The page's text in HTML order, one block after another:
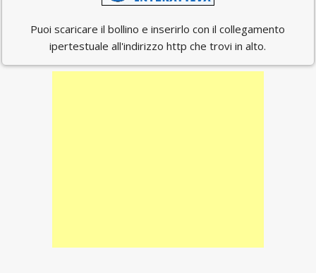
Puoi scaricare il bollino e inserirlo con il collegamento
ipertestuale all'indirizzo http che trovi in alto.